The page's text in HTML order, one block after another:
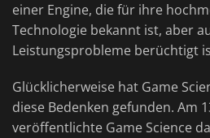
einer Engine, die für ihre
Technologie bekannt ist, aber
Leistungsprobleme berüchtigt
Glücklicherweise hat Game
diese Bedenken gefunden. Am
veröffentlichte Game Science